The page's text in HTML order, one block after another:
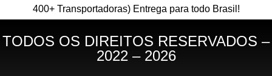
400+ Transportadoras) Entrega para todo Brasil!
TODOS OS DIREITOS RESERVADOS –
2022 – 2026